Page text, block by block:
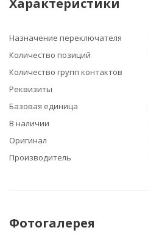
Характеристики
Назначение переключателя
Количество позиций
Количество групп контактов
Реквизиты
Базовая единица
В наличии
Оригинал
Производитель
Фотогалерея